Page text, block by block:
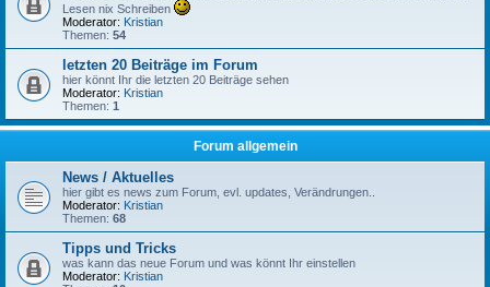
Lesen nix Schreiben
Moderator: Kristian
Themen: 54
letzten 20 Beiträge im Forum
hier könnt Ihr die letzten 20 Beiträge sehen
Moderator: Kristian
Themen: 1
Forum allgemein
News / Aktuelles
hier gibt es news zum Forum, evl. updates, Verändrungen..
Moderator: Kristian
Themen: 68
Tipps und Tricks
was kann das neue Forum und was könnt Ihr einstellen
Moderator: Kristian